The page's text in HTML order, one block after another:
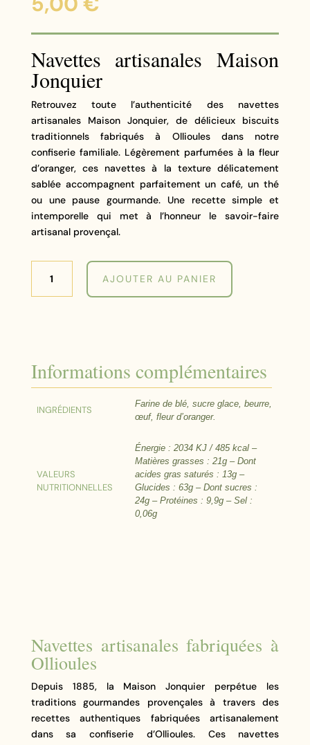
Navettes artisanales Maison
Jonquier
Retrouvez toute l’authenticité des navettes
artisanales Maison Jonquier, de délicieux biscuits
traditionnels fabriqués à Ollioules dans notre
confiserie familiale. Légèrement parfumées à la fleur
d’oranger, ces navettes à la texture délicatement
sablée accompagnent parfaitement un café, un thé
ou une pause gourmande. Une recette simple et
intemporelle qui met à l’honneur le savoir-faire
artisanal provençal.
Navettes
fleur
d'oranger
AJOUTER AU PANIER
Informations complémentaires
INGRÉDIENTS
Farine de blé, sucre glace, beurre,
œuf, fleur d’oranger.
VALEURS
NUTRITIONNELLES
Énergie : 2034 KJ / 485 kcal –
Matières grasses : 21g – Dont
acides gras saturés : 13g –
Glucides : 63g – Dont sucres :
24g – Protéines : 9,9g – Sel :
0,06g
Navettes artisanales fabriquées à
Ollioules
Depuis 1885, la Maison Jonquier perpétue les
traditions gourmandes provençales à travers des
recettes authentiques fabriquées artisanalement
dans sa confiserie d’Ollioules. Ces navettes